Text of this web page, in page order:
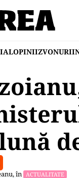
OPINIIZVONURI
, în ACTUALITATE